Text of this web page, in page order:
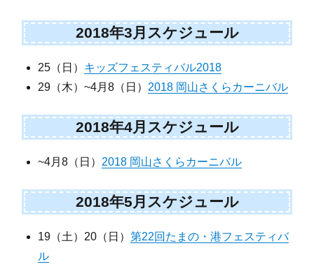
2018年3月スケジュール
25（日） キッズフェスティバル2018
29（木）~4月8（日） 2018 岡山さくらカーニバル
2018年4月スケジュール
~4月8（日） 2018 岡山さくらカーニバル
2018年5月スケジュール
19（土）20（日）第22回たまの・港フェスティバ
ル